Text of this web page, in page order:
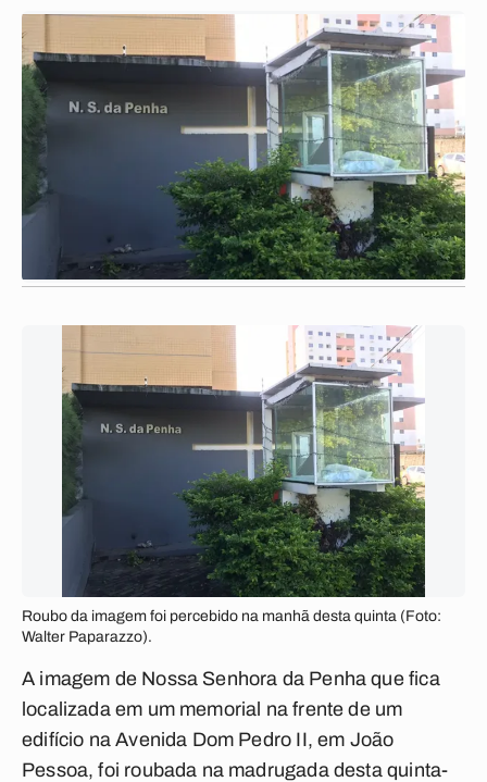
Roubo da imagem foi percebido na manhã desta quinta (Foto:
Walter Paparazzo).
A imagem de Nossa Senhora da Penha que fica
localizada em um memorial na frente de um
edifício na Avenida Dom Pedro II, em João
Pessoa, foi roubada na madrugada desta quinta-